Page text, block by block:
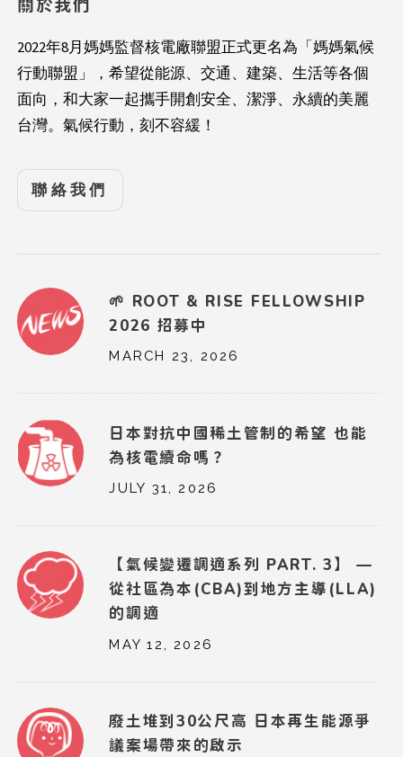
關於我們
2022年8月媽媽監督核電廠聯盟正式更名為「媽媽氣候
行動聯盟」，希望從能源、交通、建築、生活等各個
面向，和大家一起攜手開創安全、潔淨、永續的美麗
台灣。氣候行動，刻不容緩！
聯絡我們
🌱 ROOT & RISE FELLOWSHIP
2026 招募中
MARCH 23, 2026
日本對抗中國稀土管制的希望 也能
為核電續命嗎？
JULY 31, 2026
【氣候變遷調適系列 PART. 3】 —
從社區為本(CBA)到地方主導(LLA)
的調適
MAY 12, 2026
廢土堆到30公尺高 日本再生能源爭
議案場帶來的啟示